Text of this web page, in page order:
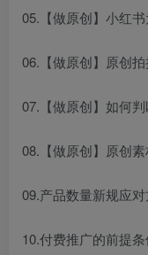
05.【做原创】小红
06.【做原创】原创
07.【做原创】如何
08.【做原创】原创
09.产品数量新规应
10.付费推广的前提